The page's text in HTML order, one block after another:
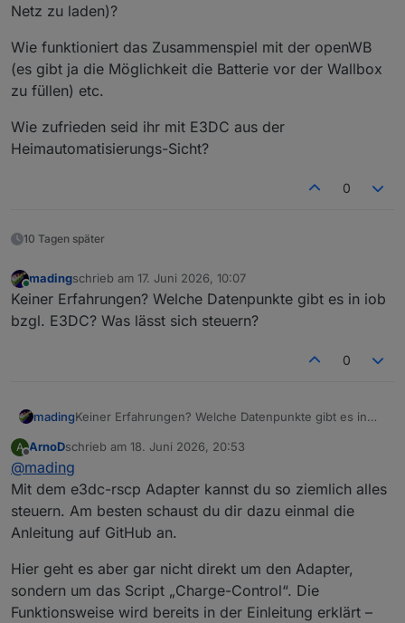
Netz zu laden)?
Wie funktioniert das Zusammenspiel mit der openWB
(es gibt ja die Möglichkeit die Batterie vor der Wallbox
zu füllen) etc.
Wie zufrieden seid ihr mit E3DC aus der
Heimautomatisierungs-Sicht?
0
10 Tagen später
Online
madingschrieb am 17. Juni 2026, 10:07
zuletzt editiert von
Keiner Erfahrungen? Welche Datenpunkte gibt es in iob
bzgl. E3DC? Was lässt sich steuern?
0
madingKeiner Erfahrungen? Welche Datenpunkte gibt es in
A
Offline
ArnoDschrieb am 18. Juni 2026, 20:53
zuletzt editiert von
@mading
Mit dem e3dc-rscp Adapter kannst du so ziemlich alles
steuern. Am besten schaust du dir dazu einmal die
Anleitung auf GitHub an.
Hier geht es aber gar nicht direkt um den Adapter,
sondern um das Script „Charge-Control“. Die
Funktionsweise wird bereits in der Einleitung erklärt –